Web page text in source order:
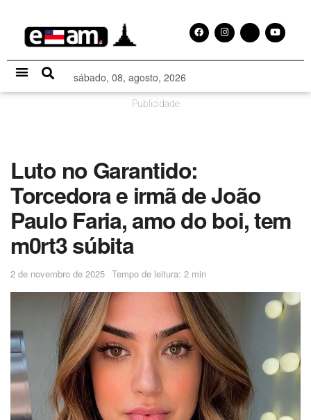
sábado, 08, agosto, 2026
Publicidade
Luto no Garantido:
Torcedora e irmã de João
Paulo Faria, amo do boi, tem
m0rt3 súbita
2 de novembro de 2025 Tempo de leitura: 2 min